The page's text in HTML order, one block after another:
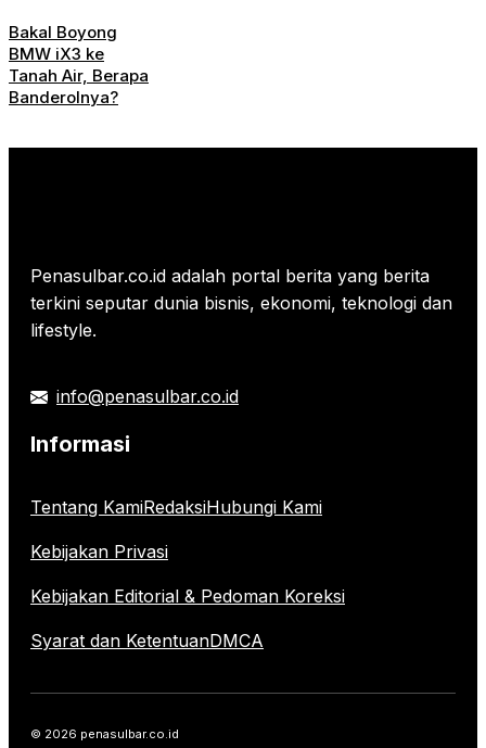
Bakal Boyong
BMW iX3 ke
Tanah Air, Berapa
Banderolnya?
Penasulbar.co.id adalah portal berita yang berita
terkini seputar dunia bisnis, ekonomi, teknologi dan
lifestyle.
info@penasulbar.co.id
Informasi
Tentang KamiRedaksiHubungi Kami
Kebijakan Privasi
Kebijakan Editorial & Pedoman Koreksi
Syarat dan KetentuanDMCA
© 2026 penasulbar.co.id